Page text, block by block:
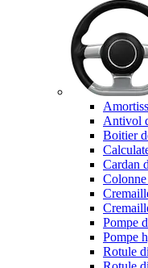
Antivol
Boitier
Cardan
Pompe
Pompe
Rotule